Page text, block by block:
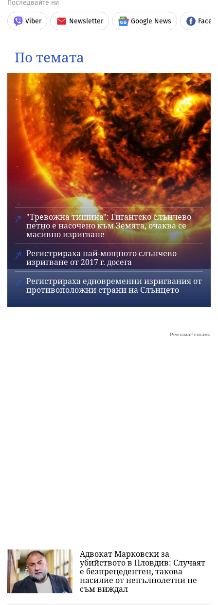
Последвайте ни
Viber Newsletter Google News
По темата
"Тревожна тишина": Гигантско слънчево
петно е насочено към Земята, очаква се
масивно изригване
Регистрираха най-мощното слънчево
изригване от 2017 г. досега
Регистрираха едновременни изригвания от
противоположни страни на Слънцето
Адвокат Марковски за
убийството в Пловдив: Случаят
е безпрецедентен, такова
насилие от непълнолетни не
съм виждал